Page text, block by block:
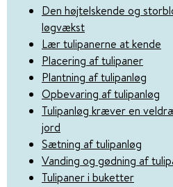
Den højtelskende og
løgvækst
Lær tulipanerne at kende
Placering af tulipaner
Plantning af tulipanløg
Opbevaring af tulipanløg
Tulipanløg kræver en
jord
Sætning af tulipanløg
Vanding og gødning af
Tulipaner i buketter